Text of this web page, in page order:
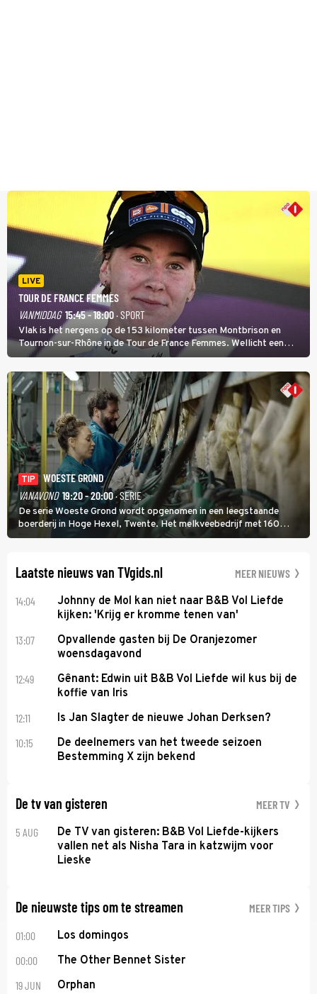
LIVE
TOUR DE FRANCE FEMMES
VANMIDDAG 15:45 - 18:00· SPORT
Vlak is het nergens op de 153 kilometer tussen Montbrison en
Tournon-sur-Rhône in de Tour de France Femmes. Wellicht een
kans voor Nienke Vinke, die vorig jaar de witte trui won.
TIP
WOESTE GROND
VANAVOND 19:20 - 20:00· SERIE
De serie Woeste Grond wordt opgenomen in een leegstaande
boerderij in Hoge Hexel, Twente. Het melkveebedrijf met 160
koeien moest sluiten, omdat het dicht bij een Natura 2000-gebied
Laatste nieuws van TVgids.nl MEER NIEUWS
14:04
Johnny de Mol kan niet naar B&B Vol Liefde
kijken: 'Krijg er kromme tenen van'
13:07
Opvallende gasten bij De Oranjezomer
woensdagavond
12:49
Gênant: Edwin uit B&B Vol Liefde wil kus bij de
koffie van Iris
12:11 Is Jan Slagter de nieuwe Johan Derksen?
10:15
De deelnemers van het tweede seizoen
Bestemming X zijn bekend
De tv van gisteren MEER TV
5 AUG
De TV van gisteren: B&B Vol Liefde-kijkers
vallen net als Nisha Tara in katzwijm voor
Lieske
De nieuwste tips om te streamen MEER TIPS
01:00 Los domingos
00:00 The Other Bennet Sister
19 JUN Orphan